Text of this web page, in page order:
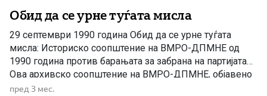
Обид да се урне туѓата мисла
29 септември 1990 година Обид да се урне туѓата
мисла: Историско соопштение на ВМРО-ДПМНЕ од
1990 година против барањата за забрана на партијата
Ова архивско соопштение на ВМРО-ДПМНЕ, објавено
на 29 септември 1990 година, претставува реакција на
пред 3 мес.